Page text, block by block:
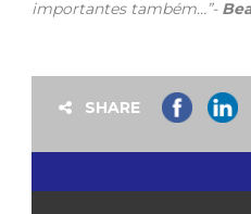
importantes também…”-
SHARE